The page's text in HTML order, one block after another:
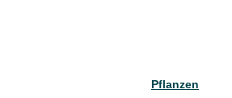
Pflanzen